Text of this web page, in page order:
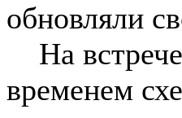
обновляли
На
временем